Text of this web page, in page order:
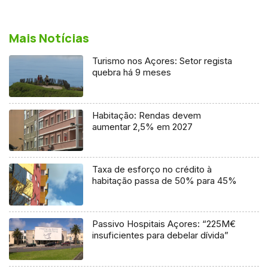
Mais Notícias
Turismo nos Açores: Setor regista
quebra há 9 meses
Habitação: Rendas devem
aumentar 2,5% em 2027
Taxa de esforço no crédito à
habitação passa de 50% para 45%
Passivo Hospitais Açores: “225M€
insuficientes para debelar dívida”